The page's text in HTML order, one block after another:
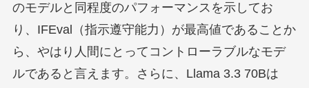
のモデルと同程度のパフォーマンスを示してお
り、IFEval（指示遵守能力）が最高値であることか
ら、やはり人間にとってコントローラブルなモデ
ルであると言えます。さらに、Llama 3.3 70Bは